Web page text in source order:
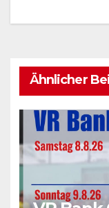
Ähnlicher